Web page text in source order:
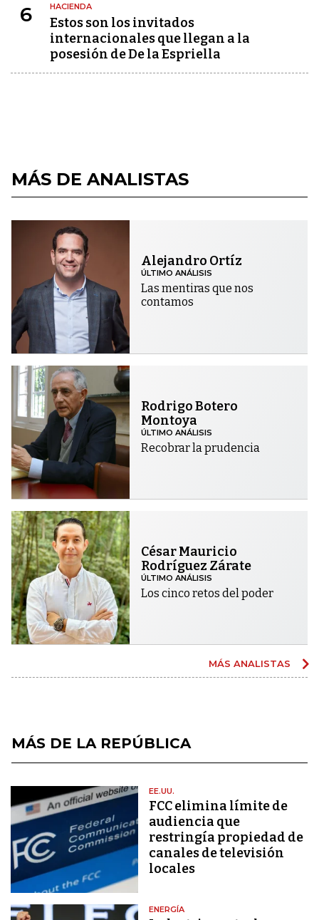
6 HACIENDA
Estos son los invitados
internacionales que llegan a la
posesión de De la Espriella
MÁS DE ANALISTAS
Alejandro Ortíz
ÚLTIMO ANÁLISIS
Las mentiras que nos
contamos
Rodrigo Botero
Montoya
ÚLTIMO ANÁLISIS
Recobrar la prudencia
César Mauricio
Rodríguez Zárate
ÚLTIMO ANÁLISIS
Los cinco retos del poder
MÁS ANALISTAS
MÁS DE LA REPÚBLICA
EE.UU.
FCC elimina límite de
audiencia que
restringía propiedad de
canales de televisión
locales
ENERGÍA